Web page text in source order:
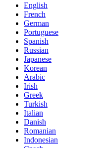
English
French
German
Portuguese
Spanish
Russian
Japanese
Korean
Arabic
Irish
Greek
Turkish
Italian
Danish
Romanian
Indonesian